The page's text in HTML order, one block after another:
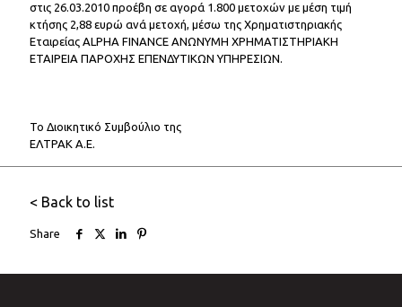
στις 26.03.2010 προέβη σε αγορά 1.800 μετοχών με μέση τιμή
κτήσης 2,88 ευρώ ανά μετοχή, μέσω της Χρηματιστηριακής
Εταιρείας ALPHA FINANCE ΑΝΩΝΥΜΗ ΧΡΗΜΑΤΙΣΤΗΡΙΑΚΗ
ΕΤΑΙΡΕΙΑ ΠΑΡΟΧΗΣ ΕΠΕΝΔΥΤΙΚΩΝ ΥΠΗΡΕΣΙΩΝ.
Το Διοικητικό Συμβούλιο της
ΕΛΤΡΑΚ Α.Ε.
< Back to list
Share